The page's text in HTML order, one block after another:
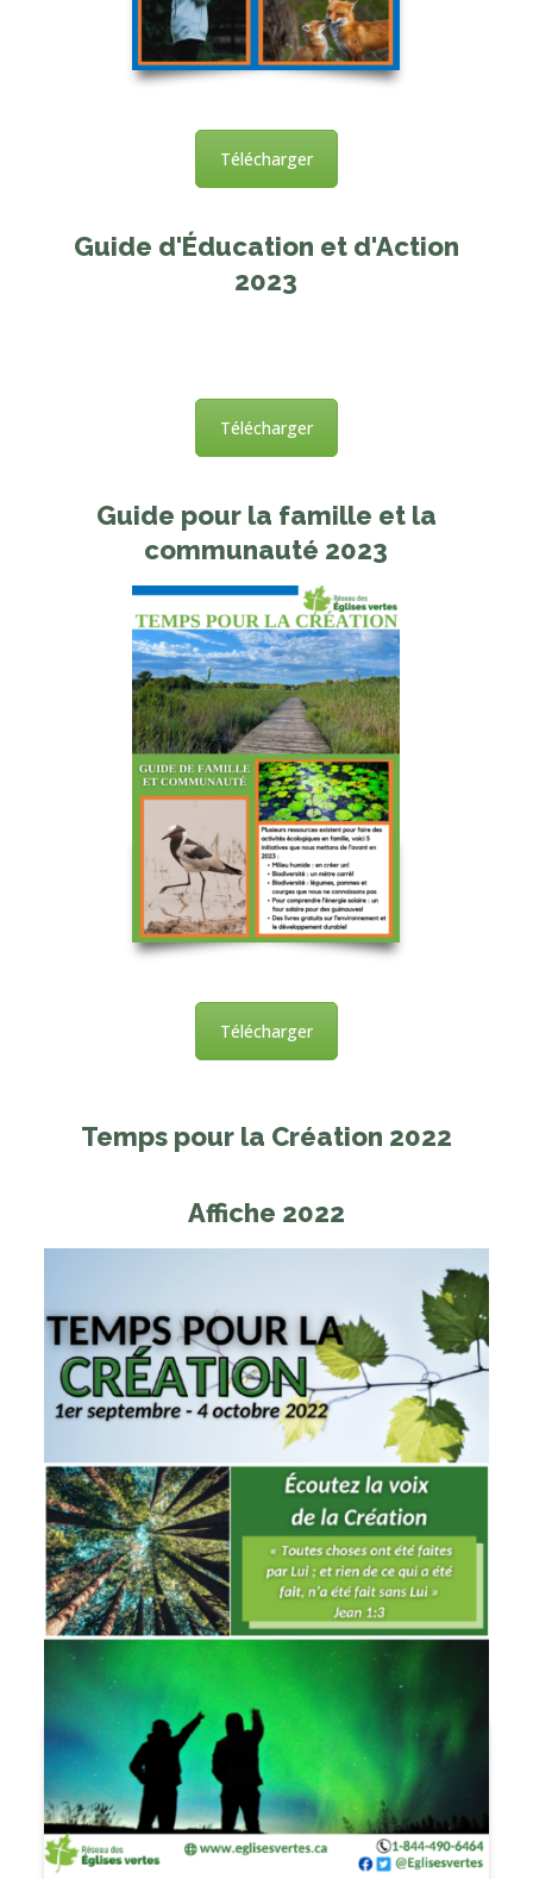
Télécharger
Guide d'Éducation et d'Action
2023
Télécharger
Guide pour la famille et la
communauté 2023
Télécharger
Temps pour la Création 2022
Affiche 2022